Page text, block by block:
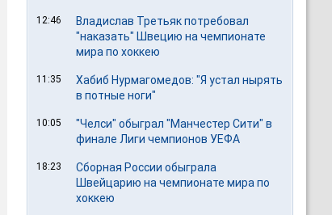
12:46
Владислав Третьяк потребовал
"наказать" Швецию на чемпионате
мира по хоккею
11:35
Хабиб Нурмагомедов: "Я устал нырять
в потные ноги"
10:05
"Челси" обыграл "Манчестер Сити" в
финале Лиги чемпионов УЕФА
18:23
Сборная России обыграла
Швейцарию на чемпионате мира по
хоккею